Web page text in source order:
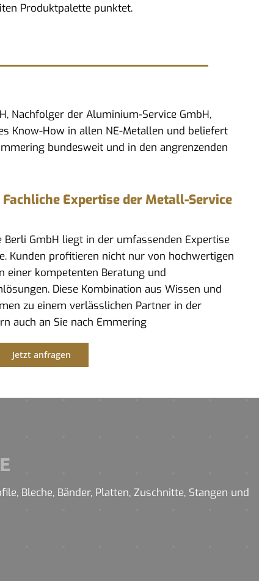
Produktpalette punktet.
Nachfolger der Aluminium-Service GmbH,
Know-How in allen NE-Metallen und beliefert
bundesweit und in den angrenzenden
Expertise der Metall-Service
Berli GmbH liegt in der umfassenden Expertise
Kunden profitieren nicht nur von hochwertigen
einer kompetenten Beratung und
Diese Kombination aus Wissen und
zu einem verlässlichen Partner in der
auch an Sie nach Emmering
Jetzt anfragen
Bleche, Bänder, Platten, Zuschnitte, Stangen und